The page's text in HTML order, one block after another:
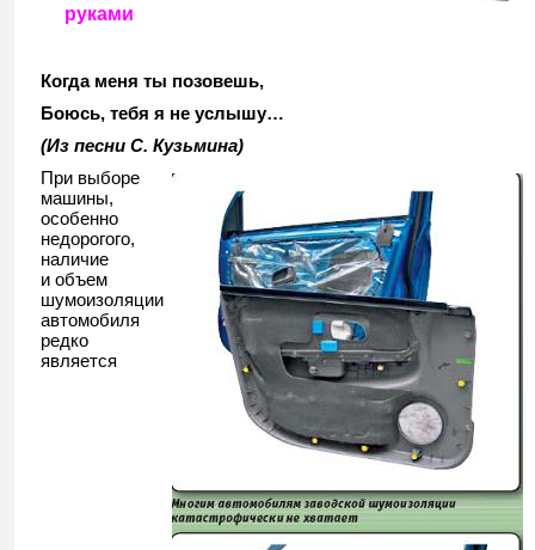
руками
Когда меня ты позовешь,
Боюсь, тебя я не услышу…
(Из песни С. Кузьмина)
При выборе
машины,
особенно
недорогого,
наличие
и объем
шумоизоляции
автомобиля
редко
является